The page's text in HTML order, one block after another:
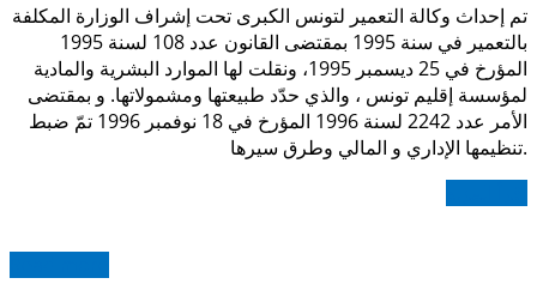
تم إحداث وكالة التعمير لتونس الكبرى تحت إشراف الوزارة المكلفة
بالتعمير في سنة 1995 بمقتضى القانون عدد 108 لسنة 1995
المؤرخ في 25 ديسمبر 1995، ونقلت لها الموارد البشرية والمادية
لمؤسسة إقليم تونس ، والذي حدّد طبيعتها ومشمولاتها. و بمقتضى
الأمر عدد 2242 لسنة 1996 المؤرخ في 18 نوفمبر 1996 تمّ ضبط
تنظيمها الإداري و المالي وطرق سيرها.